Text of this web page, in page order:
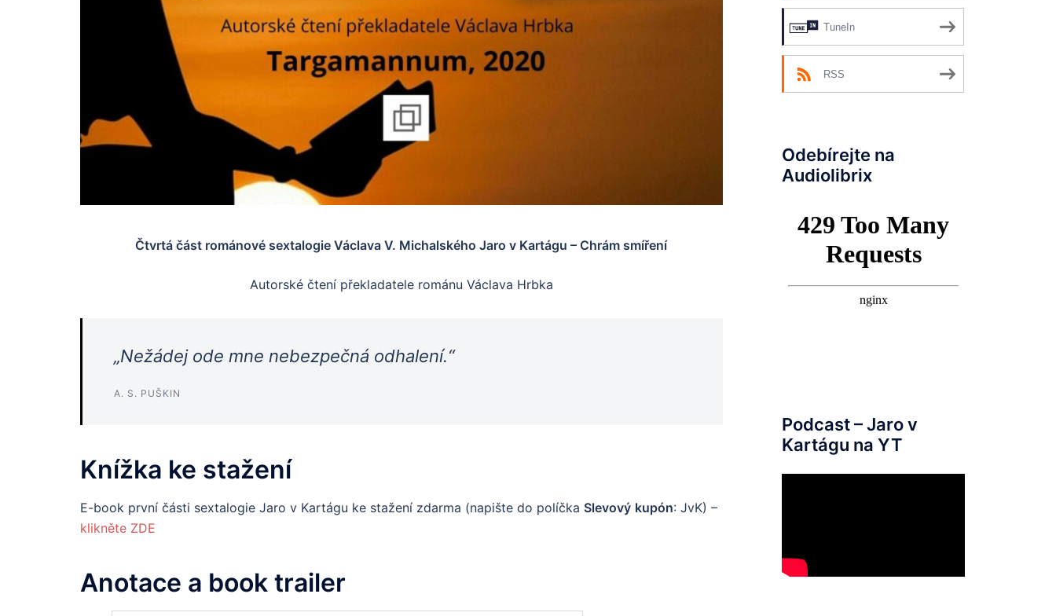
Čtvrtá část románové sextalogie Václava V. Michalského Jaro v Kartágu – Chrám smíření
Autorské čtení překladatele románu Václava Hrbka
„Nežádej ode mne nebezpečná odhalení.“
A. S. PUŠKIN
Knížka ke stažení
E-book první části sextalogie Jaro v Kartágu ke stažení zdarma (napište do políčka Slevový kupón: JvK) –
klikněte ZDE
Anotace a book trailer
TuneIn
RSS
Odebírejte na
Audiolibrix
Podcast – Jaro v
Kartágu na YT